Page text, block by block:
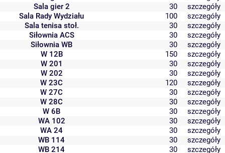
Sala gier 2
30
szczegóły
Sala Rady Wydziału
100
szczegóły
Sala tenisa stoł.
30
szczegóły
Siłownia ACS
30
szczegóły
Siłownia WB
30
szczegóły
W 12B
150
szczegóły
W 201
30
szczegóły
W 202
30
szczegóły
W 23C
120
szczegóły
W 27C
30
szczegóły
W 28C
30
szczegóły
W 6B
30
szczegóły
WA 102
30
szczegóły
WA 24
30
szczegóły
WB 114
30
szczegóły
WB 214
30
szczegóły